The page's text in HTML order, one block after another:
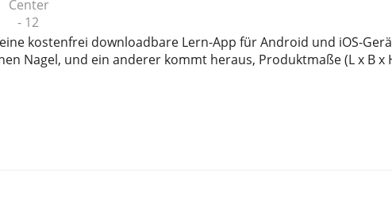
kostenfrei downloadbare Lern-App für Android und iOS-
Nagel, und ein anderer kommt heraus, Produktmaße (L x B x